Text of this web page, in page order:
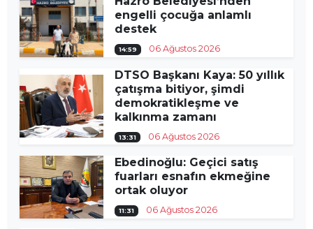
engelli çocuğa anlamlı
destek
14:59 06 Ağustos 2026
DTSO Başkanı Kaya: 50 yıllık
çatışma bitiyor, şimdi
demokratikleşme ve
kalkınma zamanı
13:31 06 Ağustos 2026
Ebedinoğlu: Geçici satış
fuarları esnafın ekmeğine
ortak oluyor
11:31 06 Ağustos 2026